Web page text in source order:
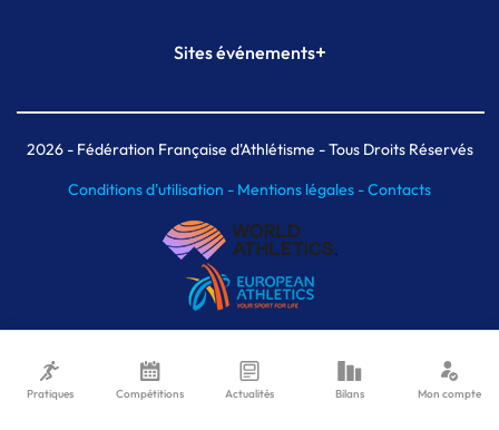
Plateforme Formation
Sites événements+
Meeting de Paris indoor
MAIF Ekiden de Paris
2026- Fédération Française d'Athlétisme - Tous Droits Réservés
Conditions d'utilisation - Mentions légales -Contacts
Pratiques Compétitions Actualités Bilans Mon compte